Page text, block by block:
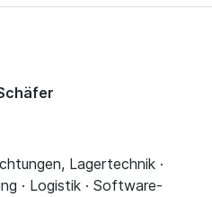
Lagertechnik ·
· Logistik · Software-